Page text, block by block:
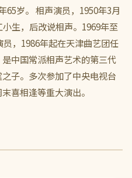
65岁。 相声演员，1950年3月
生，后改说相声。1969年至
，1986年起在天津曲艺团任
中国常派相声艺术的第三代
子。多次参加了中央电视台
喜相逢等重大演出。